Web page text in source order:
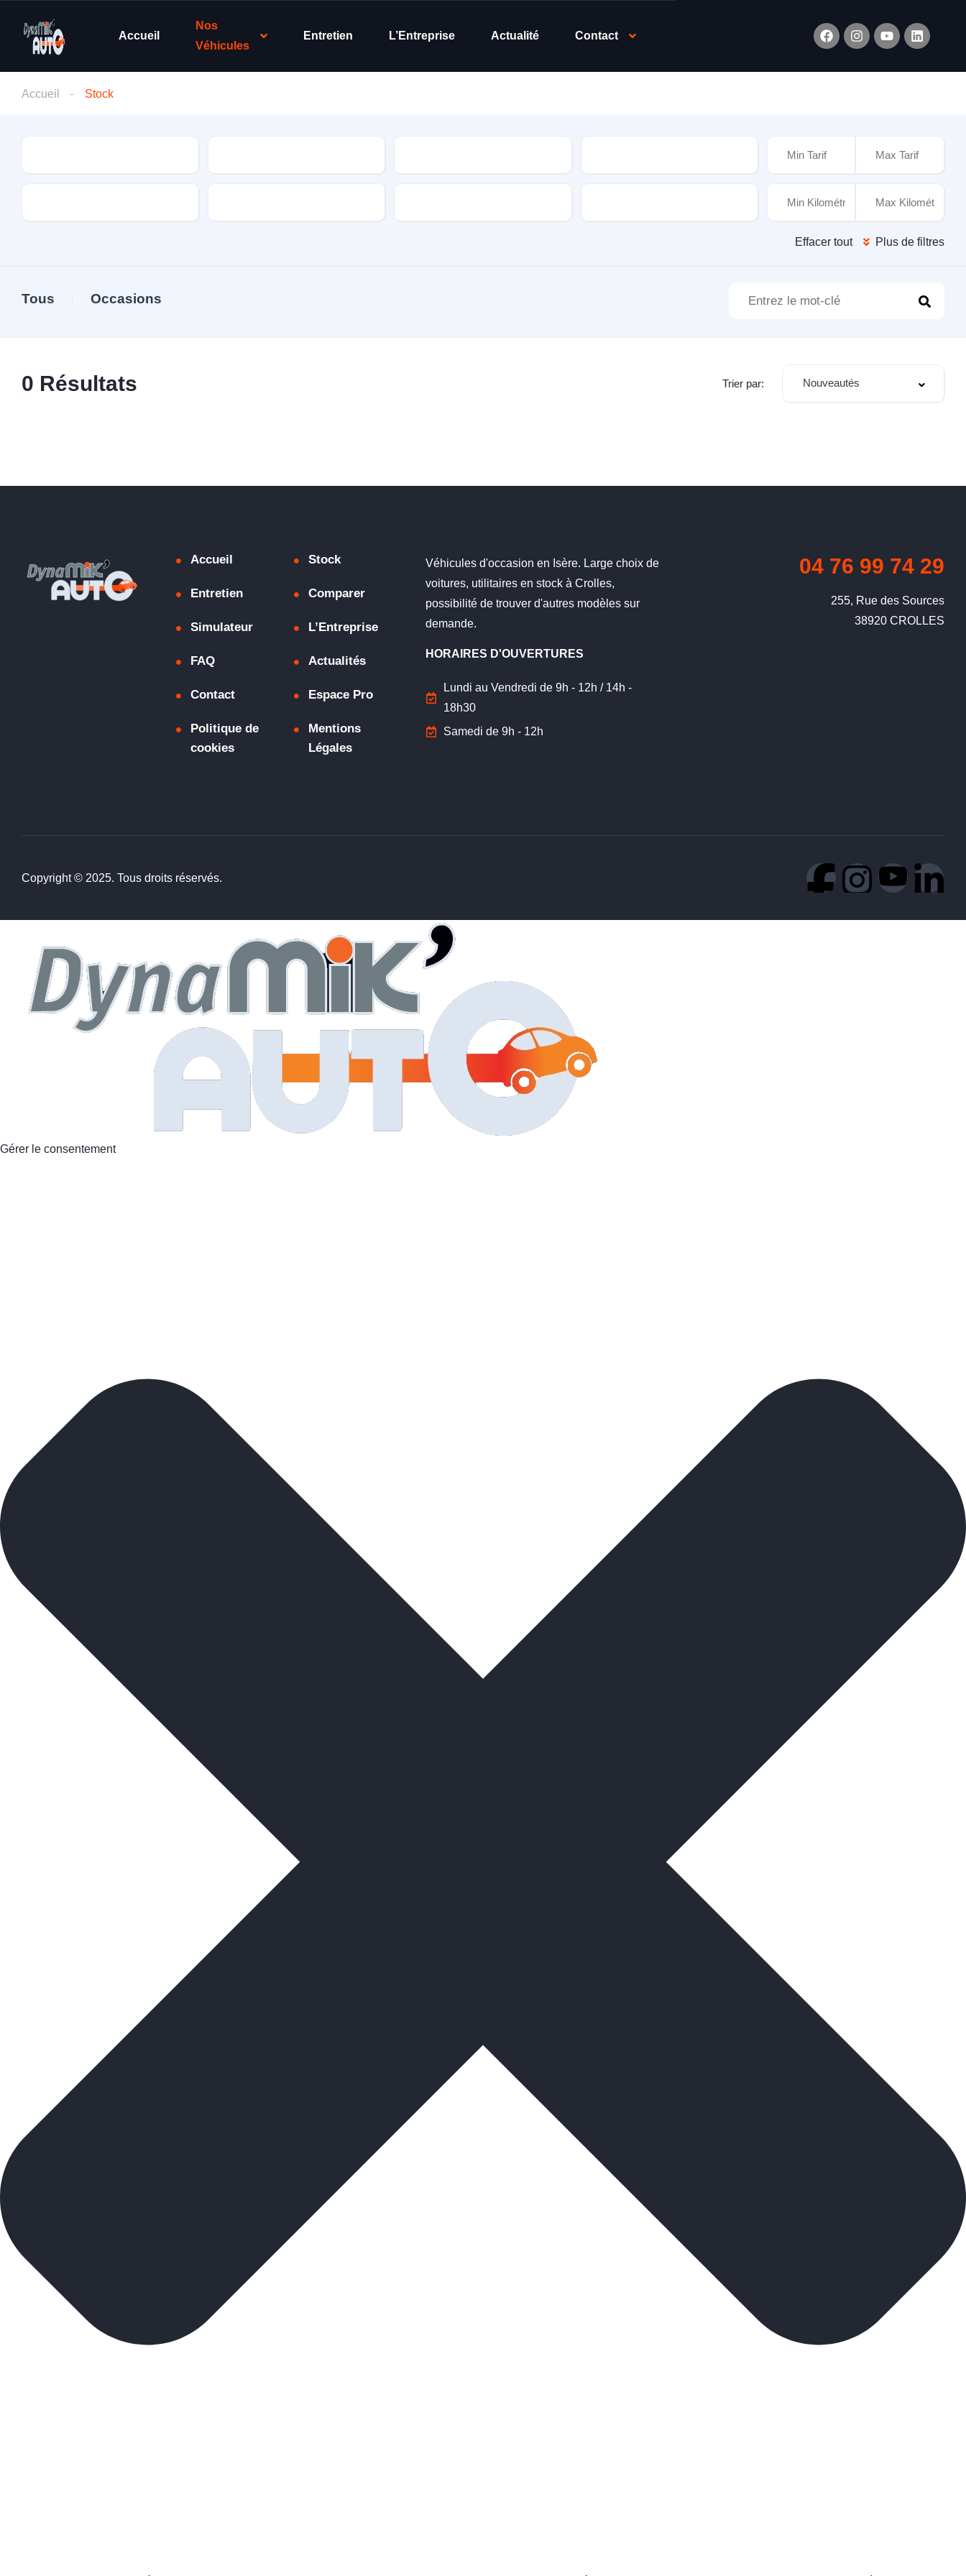
Accueil
Nos
Véhicules
Entretien L’Entreprise Actualité Contact
Accueil Stock
Effacer tout Plus de filtres
Tous Occasions
0 Résultats Trier par: Nouveautés
Accueil Stock
Entretien Comparer
Simulateur L’Entreprise
FAQ Actualités
Contact Espace Pro
Politique de
cookies
Mentions
Légales
Véhicules d'occasion en Isère. Large choix de
voitures, utilitaires en stock à Crolles,
possibilité de trouver d'autres modèles sur
demande.
HORAIRES D'OUVERTURES
Lundi au Vendredi de 9h - 12h / 14h -
18h30
Samedi de 9h - 12h
04 76 99 74 29
255, Rue des Sources
38920 CROLLES
Copyright © 2025. Tous droits réservés.
Gérer le consentement